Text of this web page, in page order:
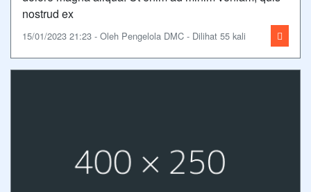
nostrud ex
15/01/2023 21:23 - Oleh Pengelola DMC - Dilihat 55 kali